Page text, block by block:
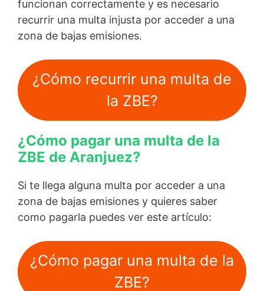
funcionan correctamente y es necesario
recurrir una multa injusta por acceder a una
zona de bajas emisiones.
¿Cómo recurrir una multa de
la ZBE?
¿Cómo pagar una multa de la
ZBE de Aranjuez?
Si te llega alguna multa por acceder a una
zona de bajas emisiones y quieres saber
como pagarla puedes ver este artículo:
¿Cómo pagar una multa de la
ZBE?